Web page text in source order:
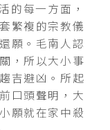
的每一方面，
繁複的宗教儀
願。毛南人認
，所以大小事
吉避凶。所起
口頭聲明，大
願就在家中殺